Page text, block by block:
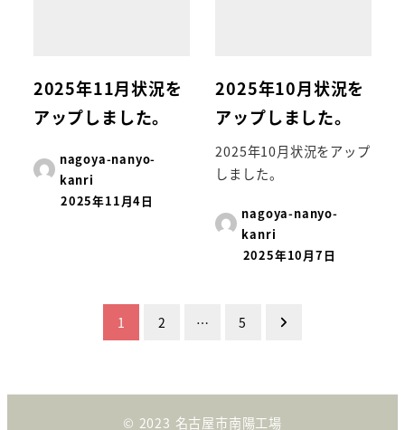
2025年11月状況を
アップしました。
nagoya-nanyo-
kanri
2025年11月4日
2025年10月状況を
アップしました。
2025年10月状況をアップ
しました。
nagoya-nanyo-
kanri
2025年10月7日
の
1 2 … 5
© 2023 名古屋市南陽工場